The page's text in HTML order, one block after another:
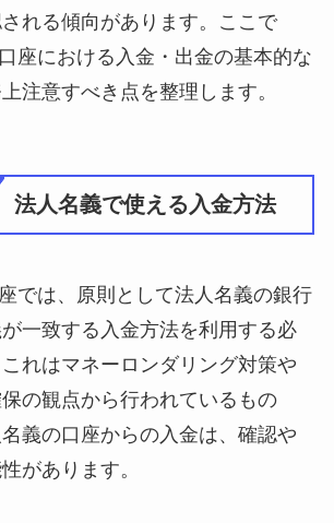
れる傾向があります。ここで
座における入金・出金の基本的な
注意すべき点を整理します。
法人名義で使える入金方法
では、原則として法人名義の銀行
一致する入金方法を利用する必
れはマネーロンダリング対策や
の観点から行われているもの
義の口座からの入金は、確認や
があります。